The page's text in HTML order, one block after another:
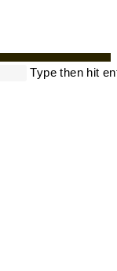
Type then hit